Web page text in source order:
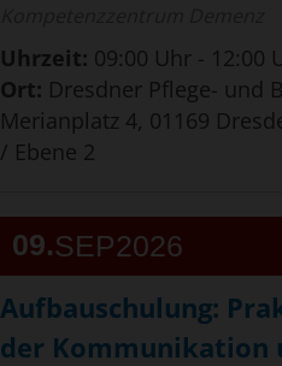
Uhrzeit: 09:00 Uhr - 12:00
Ort: Dresdner Pflege- und
Merianplatz 4, 01169
/ Ebene 2
09 SEP2026
Aufbauschulung:
der Kommunikation